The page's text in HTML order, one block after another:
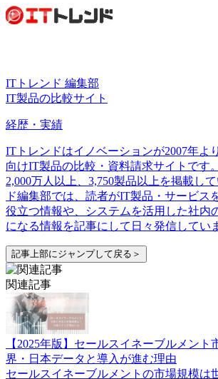
ITトレンド 編集部
IT製品の比較サイト
経歴・実績
ITトレンドはイノベーションが2007年よ
向けIT製品の比較・資料請求サイトです
2,000万人以上、3,750製品以上を掲載し
ド編集部では、読者がIT製品・サービス
役立つ情報や、システムを活用した社内
になる情報を記事にして日々発信してい
記事上部にジャンプして戻る＞
関連記事
【2025年版】セールスイネーブルメント
界・日本データと導入が進む理由
セールスイネーブルメントの市場規模は